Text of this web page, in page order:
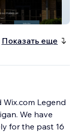
Показать еще
Wix.com Legend
We have
for the past 16